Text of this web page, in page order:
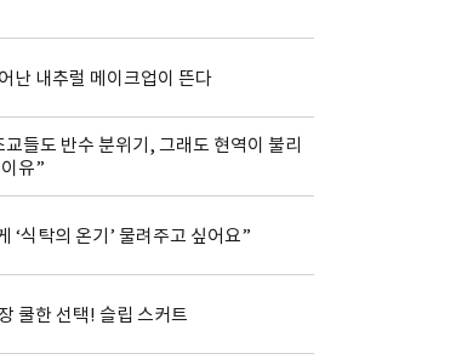
난 내추럴 메이크업이 뜬다
교들도 반수 분위기, 그래도 현역이 불리
유”
‘식탁의 온기’ 물려주고 싶어요”
쿨한 선택! 슬립 스커트